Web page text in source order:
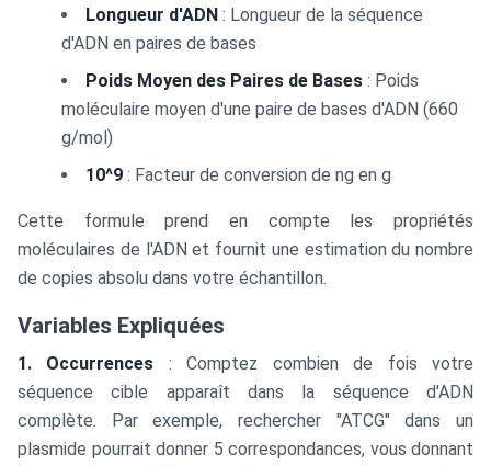
Longueur d'ADN : Longueur de la séquence
d'ADN en paires de bases
Poids Moyen des Paires de Bases : Poids
moléculaire moyen d'une paire de bases d'ADN (660
g/mol)
10^9 : Facteur de conversion de ng en g
Cette formule prend en compte les propriétés
moléculaires de l'ADN et fournit une estimation du nombre
de copies absolu dans votre échantillon.
Variables Expliquées
1. Occurrences : Comptez combien de fois votre
séquence cible apparaît dans la séquence d'ADN
complète. Par exemple, rechercher "ATCG" dans un
plasmide pourrait donner 5 correspondances, vous donnant